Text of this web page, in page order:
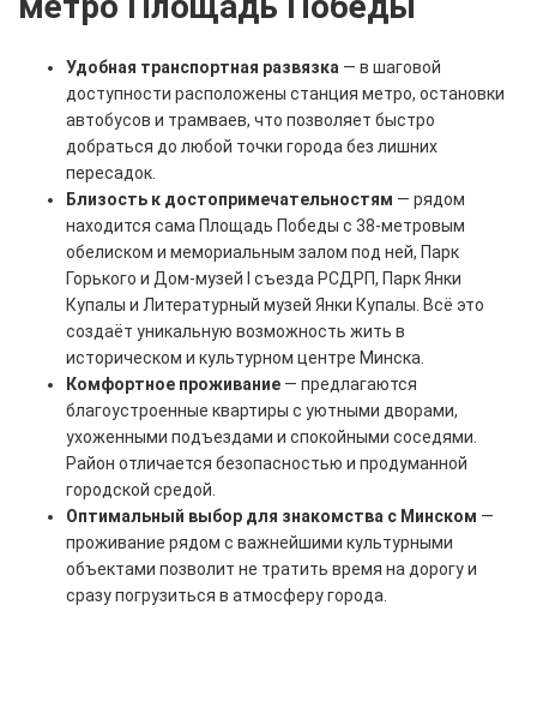
Удобная транспортная развязка — в шаговой
доступности расположены станция метро, остановки
автобусов и трамваев, что позволяет быстро
добраться до любой точки города без лишних
пересадок.
Близость к достопримечательностям — рядом
находится сама Площадь Победы с 38-метровым
обелиском и мемориальным залом под ней, Парк
Горького и Дом-музей I съезда РСДРП, Парк Янки
Купалы и Литературный музей Янки Купалы. Всё это
создаёт уникальную возможность жить в
историческом и культурном центре Минска.
Комфортное проживание — предлагаются
благоустроенные квартиры с уютными дворами,
ухоженными подъездами и спокойными соседями.
Район отличается безопасностью и продуманной
городской средой.
Оптимальный выбор для знакомства с Минском —
проживание рядом с важнейшими культурными
объектами позволит не тратить время на дорогу и
сразу погрузиться в атмосферу города.